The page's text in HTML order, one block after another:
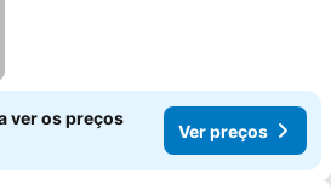
ver os preços
Ver preços